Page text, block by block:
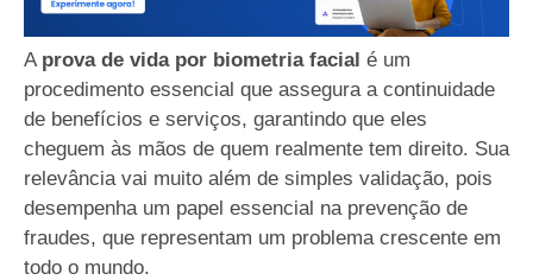
A prova de vida por biometria facial é um
procedimento essencial que assegura a continuidade
de benefícios e serviços, garantindo que eles
cheguem às mãos de quem realmente tem direito. Sua
relevância vai muito além de simples validação, pois
desempenha um papel essencial na prevenção de
fraudes, que representam um problema crescente em
todo o mundo.